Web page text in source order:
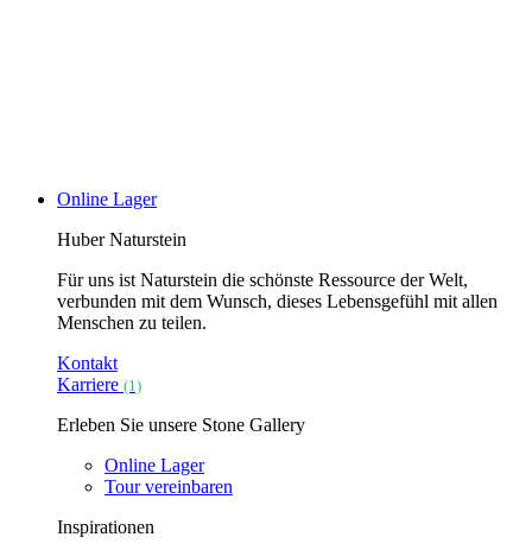
Online Lager
Huber Naturstein
Für uns ist Naturstein die schönste Ressource der Welt,
verbunden mit dem Wunsch, dieses Lebensgefühl mit allen
Menschen zu teilen.
Kontakt
Karriere (1)
Erleben Sie unsere Stone Gallery
Online Lager
Tour vereinbaren
Inspirationen